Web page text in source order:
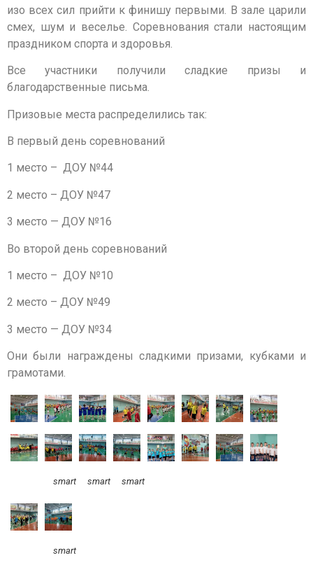
изо всех сил прийти к финишу первыми. В зале царили
смех, шум и веселье. Соревнования стали настоящим
праздником спорта и здоровья.
Все участники получили сладкие призы и
благодарственные письма.
Призовые места распределились так:
В первый день соревнований
1 место – ДОУ №44
2 место – ДОУ №47
3 место — ДОУ №16
Во второй день соревнований
1 место – ДОУ №10
2 место – ДОУ №49
3 место — ДОУ №34
Они были награждены сладкими призами, кубками и
грамотами.
smart smart smart
smart